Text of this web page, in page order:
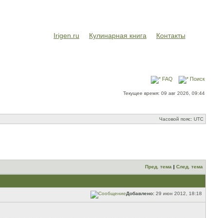
Irigen.ru Кулинарная книга Контакты
FAQ Поиск
Текущее время: 09 авг 2026, 09:44
Часовой пояс: UTC
Пред. тема | След. тема
Добавлено: 29 июн 2012, 18:18